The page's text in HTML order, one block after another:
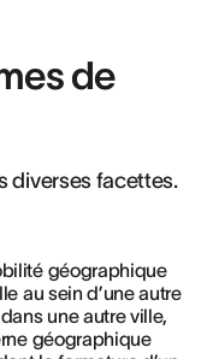
de
diverses facettes.
géographique
au sein d’une autre
une autre ville,
géographique